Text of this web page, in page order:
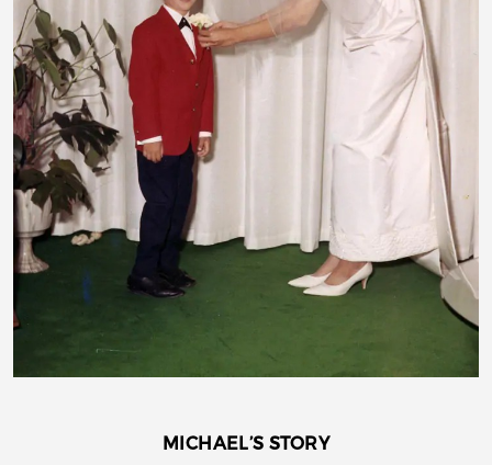
MICHAEL’S STORY